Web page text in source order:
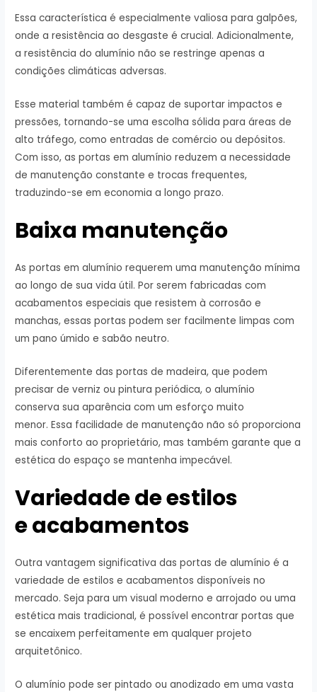
Essa característica é especialmente valiosa para galpões,
onde a resistência ao desgaste é crucial. Adicionalmente,
a resistência do alumínio não se restringe apenas a
condições climáticas adversas.
Esse material também é capaz de suportar impactos e
pressões, tornando-se uma escolha sólida para áreas de
alto tráfego, como entradas de comércio ou depósitos.
Com isso, as portas em alumínio reduzem a necessidade
de manutenção constante e trocas frequentes,
traduzindo-se em economia a longo prazo.
Baixa manutenção
As portas em alumínio requerem uma manutenção mínima
ao longo de sua vida útil. Por serem fabricadas com
acabamentos especiais que resistem à corrosão e
manchas, essas portas podem ser facilmente limpas com
um pano úmido e sabão neutro.
Diferentemente das portas de madeira, que podem
precisar de verniz ou pintura periódica, o alumínio
conserva sua aparência com um esforço muito
menor. Essa facilidade de manutenção não só proporciona
mais conforto ao proprietário, mas também garante que a
estética do espaço se mantenha impecável.
Variedade de estilos
e acabamentos
Outra vantagem significativa das portas de alumínio é a
variedade de estilos e acabamentos disponíveis no
mercado. Seja para um visual moderno e arrojado ou uma
estética mais tradicional, é possível encontrar portas que
se encaixem perfeitamente em qualquer projeto
arquitetônico.
O alumínio pode ser pintado ou anodizado em uma vasta